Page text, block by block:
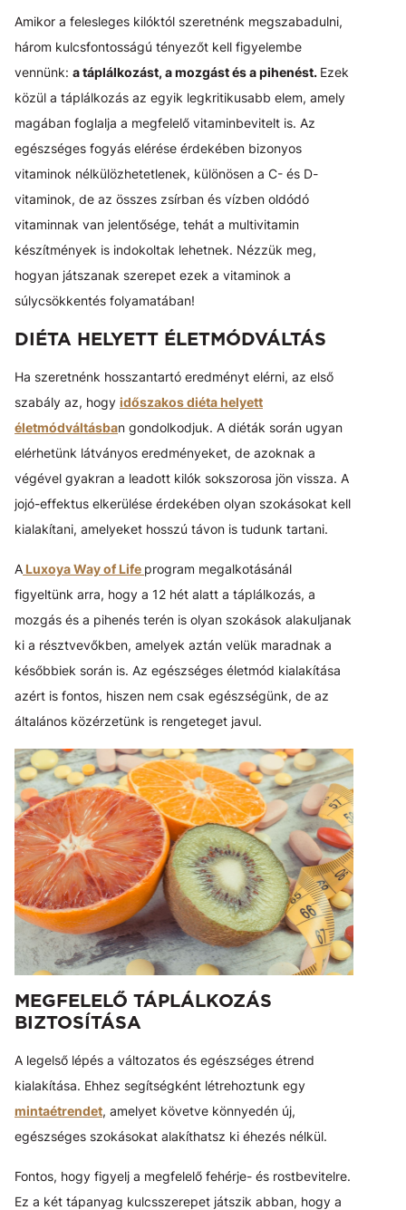
Amikor a felesleges kilóktól szeretnénk megszabadulni,
három kulcsfontosságú tényezőt kell figyelembe
vennünk: a táplálkozást, a mozgást és a pihenést. Ezek
közül a táplálkozás az egyik legkritikusabb elem, amely
magában foglalja a megfelelő vitaminbevitelt is. Az
egészséges fogyás elérése érdekében bizonyos
vitaminok nélkülözhetetlenek, különösen a C- és D-
vitaminok, de az összes zsírban és vízben oldódó
vitaminnak van jelentősége, tehát a multivitamin
készítmények is indokoltak lehetnek. Nézzük meg,
hogyan játszanak szerepet ezek a vitaminok a
súlycsökkentés folyamatában!
DIÉTA HELYETT ÉLETMÓDVÁLTÁS
Ha szeretnénk hosszantartó eredményt elérni, az első
szabály az, hogy időszakos diéta helyett
életmódváltásban gondolkodjuk. A diéták során ugyan
elérhetünk látványos eredményeket, de azoknak a
végével gyakran a leadott kilók sokszorosa jön vissza. A
jojó-effektus elkerülése érdekében olyan szokásokat kell
kialakítani, amelyeket hosszú távon is tudunk tartani.
A Luxoya Way of Life program megalkotásánál
figyeltünk arra, hogy a 12 hét alatt a táplálkozás, a
mozgás és a pihenés terén is olyan szokások alakuljanak
ki a résztvevőkben, amelyek aztán velük maradnak a
későbbiek során is. Az egészséges életmód kialakítása
azért is fontos, hiszen nem csak egészségünk, de az
általános közérzetünk is rengeteget javul.
MEGFELELŐ TÁPLÁLKOZÁS
BIZTOSÍTÁSA
A legelső lépés a változatos és egészséges étrend
kialakítása. Ehhez segítségként létrehoztunk egy
mintaétrendet, amelyet követve könnyedén új,
egészséges szokásokat alakíthatsz ki éhezés nélkül.
Fontos, hogy figyelj a megfelelő fehérje- és rostbevitelre.
Ez a két tápanyag kulcsszerepet játszik abban, hogy a